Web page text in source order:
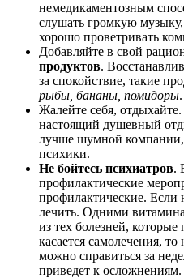
немедикаментозным
слушать громкую музыку,
хорошо проветривать
Добавляйте в свой
продуктов.
за спокойствие, такие
рыбы, бананы, помидоры.
Жалейте себя,
настоящий душевный
лучше шумной
психики.
Не бойтесь психиатров.
профилактические
профилактические. Если
лечить. Одними
из тех болезней,
касается самолечения,
можно справиться за
приведет к